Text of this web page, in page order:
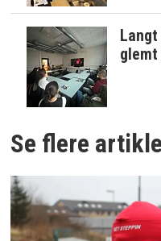
glemt
Se flere